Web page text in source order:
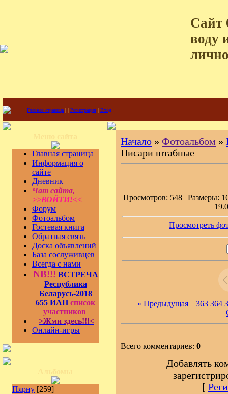
Сайт
воду
Главная страница | | Регистрация | Вход
Главная страница
Информация о
сайте
Дневник
Чат сайта,
>>ВОЙТИ!<<
Форум
Фотоальбом
Гостевая книга
Обратная связь
Доска объявлений
База сослуживцев
Всегда с нами
NB!!! ВСТРЕЧА
Республика
Беларусь-2018
655 ИАП список
участников
>Жми здесь!!!<
Онлайн-игры
Пярну [259]
Начало » Фотоальбом »
Писари штабные
Просмотров: 548 | Размеры:
Просмотреть
« Предыдущая | 363 364
Всего комментариев: 0
Добавлять
[